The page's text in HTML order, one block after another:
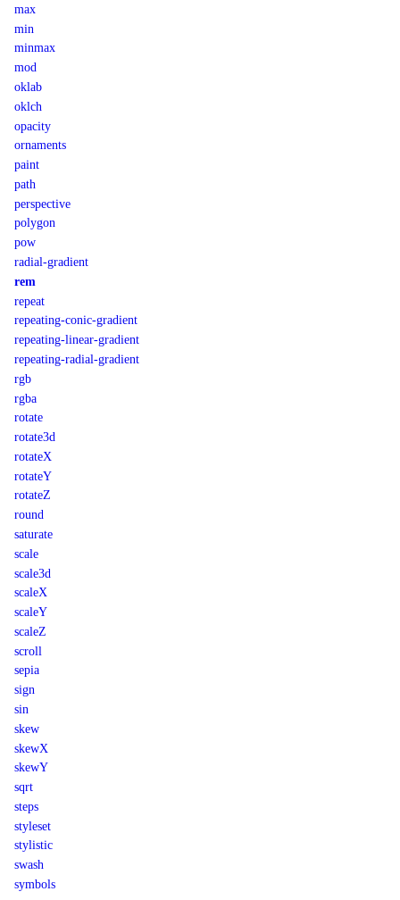
max
min
minmax
mod
oklab
oklch
opacity
ornaments
paint
path
perspective
polygon
pow
radial-gradient
rem
repeat
repeating-conic-gradient
repeating-linear-gradient
repeating-radial-gradient
rgb
rgba
rotate
rotate3d
rotateX
rotateY
rotateZ
round
saturate
scale
scale3d
scaleX
scaleY
scaleZ
scroll
sepia
sign
sin
skew
skewX
skewY
sqrt
steps
styleset
stylistic
swash
symbols